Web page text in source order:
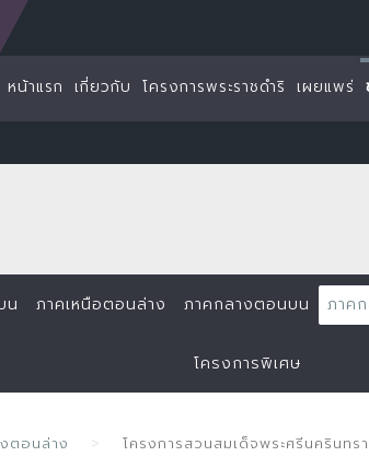
หน้าแรก เกี่ยวกับ โครงการพระราชดำริ เผยแพร่
น ภาคเหนือตอนล่าง ภาคกลางตอนบน ภาค
โครงการพิเศษ
ตอนล่าง โครงการสวนสมเด็จพระศรีนครินท